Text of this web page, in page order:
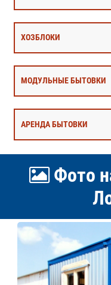
ХОЗБЛОКИ
МОДУЛЬНЫЕ БЫТОВКИ
АРЕНДА БЫТОВКИ
Фото